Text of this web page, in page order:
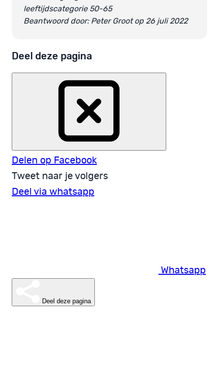
leeftijdscategorie 50-65
Beantwoord door: Peter Groot op 26 juli 2022
Deel deze pagina
Delen op Facebook
Tweet naar je volgers
Deel via whatsapp
Whatsapp
Deel deze pagina